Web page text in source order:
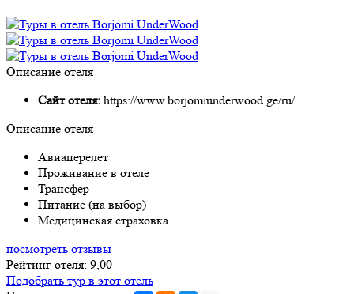
Описание отеля
Сайт отеля: https://www.borjomiunderwood.ge/ru/
Описание отеля
Авиаперелет
Проживание в отеле
Трансфер
Питание (на выбор)
Медицинская страховка
посмотреть отзывы
Рейтинг отеля: 9,00
Подобрать тур в этот отель